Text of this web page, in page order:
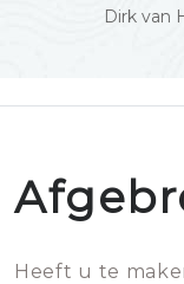
Dirk van
Heeft u te